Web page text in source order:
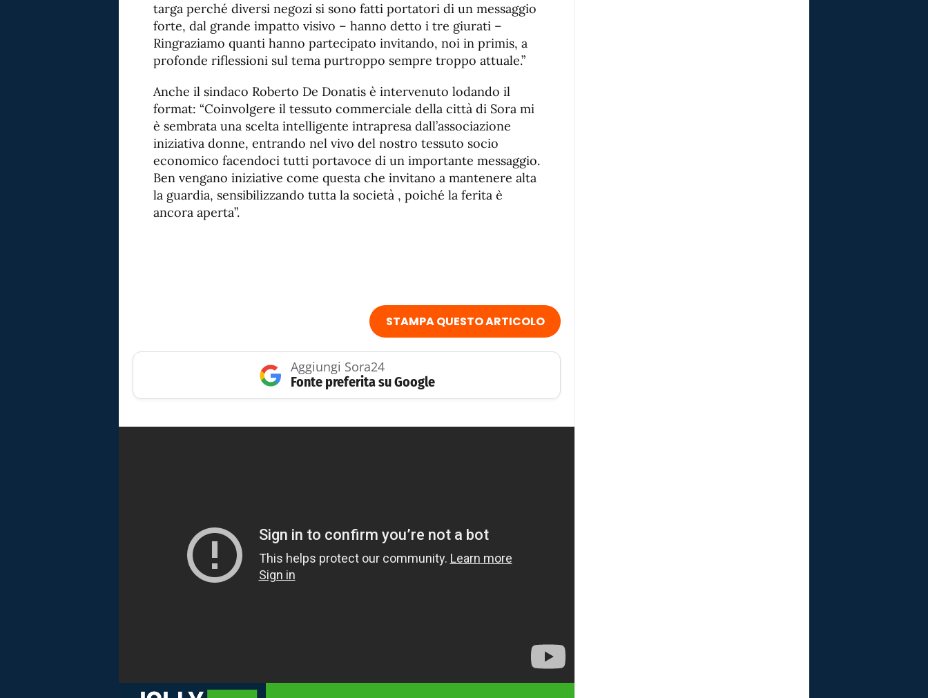
targa perché diversi negozi si sono fatti portatori di un messaggio
forte, dal grande impatto visivo – hanno detto i tre giurati –
Ringraziamo quanti hanno partecipato invitando, noi in primis, a
profonde riflessioni sul tema purtroppo sempre troppo attuale.”
Anche il sindaco Roberto De Donatis è intervenuto lodando il
format: “Coinvolgere il tessuto commerciale della città di Sora mi
è sembrata una scelta intelligente intrapresa dall’associazione
iniziativa donne, entrando nel vivo del nostro tessuto socio
economico facendoci tutti portavoce di un importante messaggio.
Ben vengano iniziative come questa che invitano a mantenere alta
la guardia, sensibilizzando tutta la società , poiché la ferita è
ancora aperta”.
STAMPA QUESTO ARTICOLO
Aggiungi Sora24
Fonte preferita su Google